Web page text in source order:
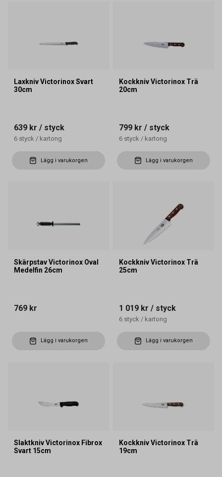
Laxkniv Victorinox Svart
30cm
639 kr / styck
6 styck / kartong
Lägg i varukorgen
Kockkniv Victorinox Trä
20cm
799 kr / styck
6 styck / kartong
Lägg i varukorgen
Skärpstav Victorinox Oval
Medelfin 26cm
769 kr
Lägg i varukorgen
Kockkniv Victorinox Trä
25cm
1 019 kr / styck
6 styck / kartong
Lägg i varukorgen
Slaktkniv Victorinox Fibrox
Svart 15cm
Kockkniv Victorinox Trä
19cm